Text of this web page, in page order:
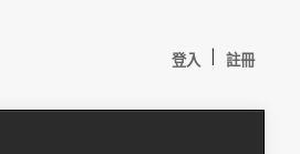
登入 註冊